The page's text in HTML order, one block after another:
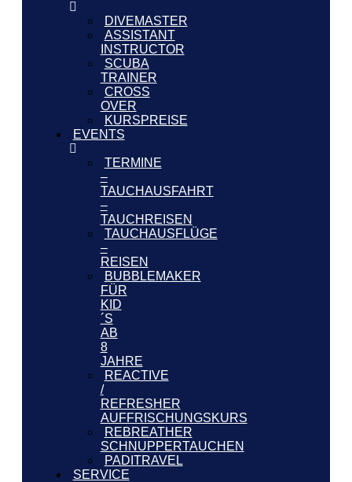
DIVEMASTER
ASSISTANT
INSTRUCTOR
SCUBA
TRAINER
CROSS
OVER
KURSPREISE
EVENTS
TERMINE
–
TAUCHAUSFAHRT
–
TAUCHREISEN
TAUCHAUSFLÜGE
–
REISEN
BUBBLEMAKER
FÜR
KID
´S
AB
8
JAHRE
REACTIVE
/
REFRESHER
AUFFRISCHUNGSKURS
REBREATHER
SCHNUPPERTAUCHEN
PADITRAVEL
SERVICE